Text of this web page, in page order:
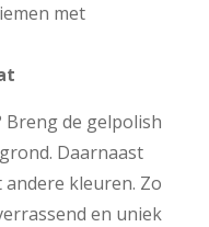
met
Breng de gelpolish
Daarnaast
kleuren. Zo
en uniek